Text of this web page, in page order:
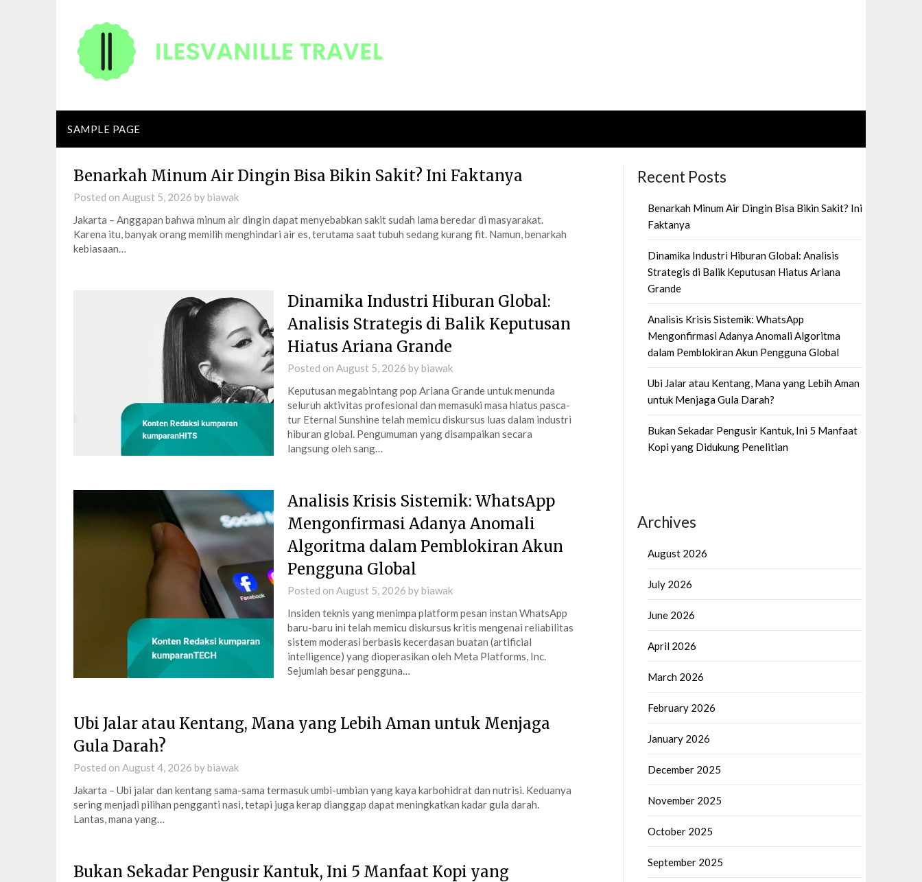
SAMPLE PAGE
Benarkah Minum Air Dingin Bisa Bikin Sakit? Ini Faktanya
Posted on August 5, 2026 bybiawak
Jakarta – Anggapan bahwa minum air dingin dapat menyebabkan sakit sudah lama beredar di masyarakat.
Karena itu, banyak orang memilih menghindari air es, terutama saat tubuh sedang kurang fit. Namun, benarkah
kebiasaan…
Dinamika Industri Hiburan Global:
Analisis Strategis di Balik Keputusan
Hiatus Ariana Grande
Posted on August 5, 2026 bybiawak
Keputusan megabintang pop Ariana Grande untuk menunda
seluruh aktivitas profesional dan memasuki masa hiatus pasca-
tur Eternal Sunshine telah memicu diskursus luas dalam industri
hiburan global. Pengumuman yang disampaikan secara
langsung oleh sang…
Analisis Krisis Sistemik: WhatsApp
Mengonfirmasi Adanya Anomali
Algoritma dalam Pemblokiran Akun
Pengguna Global
Posted on August 5, 2026 bybiawak
Insiden teknis yang menimpa platform pesan instan WhatsApp
baru-baru ini telah memicu diskursus kritis mengenai reliabilitas
sistem moderasi berbasis kecerdasan buatan (artificial
intelligence) yang dioperasikan oleh Meta Platforms, Inc.
Sejumlah besar pengguna…
Ubi Jalar atau Kentang, Mana yang Lebih Aman untuk Menjaga
Gula Darah?
Posted on August 4, 2026 bybiawak
Jakarta – Ubi jalar dan kentang sama-sama termasuk umbi-umbian yang kaya karbohidrat dan nutrisi. Keduanya
sering menjadi pilihan pengganti nasi, tetapi juga kerap dianggap dapat meningkatkan kadar gula darah.
Lantas, mana yang…
Bukan Sekadar Pengusir Kantuk, Ini 5 Manfaat Kopi yang
Recent Posts
Benarkah Minum Air Dingin Bisa Bikin Sakit? Ini
Faktanya
Dinamika Industri Hiburan Global: Analisis
Strategis di Balik Keputusan Hiatus Ariana
Grande
Analisis Krisis Sistemik: WhatsApp
Mengonfirmasi Adanya Anomali Algoritma
dalam Pemblokiran Akun Pengguna Global
Ubi Jalar atau Kentang, Mana yang Lebih Aman
untuk Menjaga Gula Darah?
Bukan Sekadar Pengusir Kantuk, Ini 5 Manfaat
Kopi yang Didukung Penelitian
Archives
August 2026
July 2026
June 2026
April 2026
March 2026
February 2026
January 2026
December 2025
November 2025
October 2025
September 2025